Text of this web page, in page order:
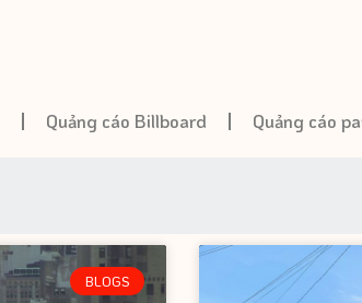
Quảng cáo Billboard Quảng cáo
BLOGS